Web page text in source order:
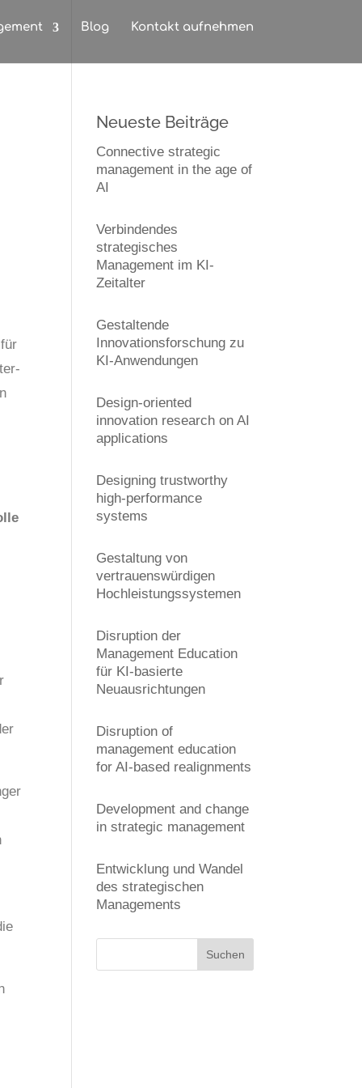
Blog Kontakt aufnehmen
Neueste Beiträge
Connective strategic
management in the age of
AI
Verbindendes
strategisches
Management im KI-
Zeitalter
Gestaltende
Innovationsforschung zu
KI-Anwendungen
Design-oriented
innovation research on AI
applications
Designing trustworthy
high-performance
systems
Gestaltung von
vertrauenswürdigen
Hochleistungssystemen
Disruption der
Management Education
für KI-basierte
Neuausrichtungen
Disruption of
management education
for AI-based realignments
Development and change
in strategic management
Entwicklung und Wandel
des strategischen
Managements